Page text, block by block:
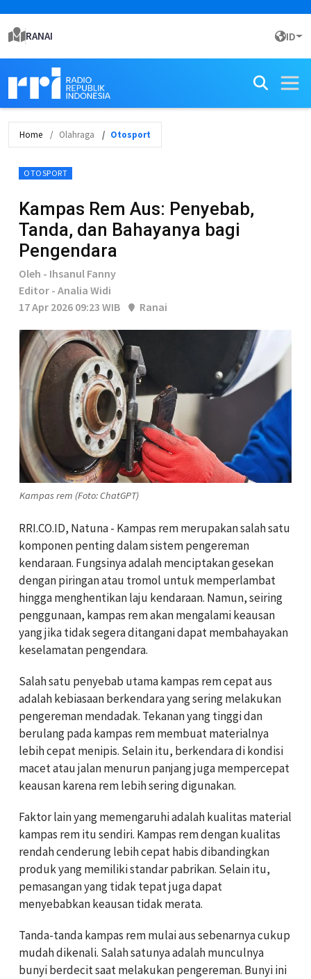
RANAI ID
Home Olahraga Otosport
OTOSPORT
Kampas Rem Aus: Penyebab,
Tanda, dan Bahayanya bagi
Pengendara
Oleh - Ihsanul Fanny
Editor - Analia Widi
17 Apr 2026 09:23 WIB
Ranai
Kampas rem (Foto: ChatGPT)
RRI.CO.ID, Natuna - Kampas rem merupakan salah satu
komponen penting dalam sistem pengereman
kendaraan. Fungsinya adalah menciptakan gesekan
dengan piringan atau tromol untuk memperlambat
hingga menghentikan laju kendaraan. Namun, seiring
penggunaan, kampas rem akan mengalami keausan
yang jika tidak segera ditangani dapat membahayakan
keselamatan pengendara.
Salah satu penyebab utama kampas rem cepat aus
adalah kebiasaan berkendara yang sering melakukan
pengereman mendadak. Tekanan yang tinggi dan
berulang pada kampas rem membuat materialnya
lebih cepat menipis. Selain itu, berkendara di kondisi
macet atau jalan menurun panjang juga mempercepat
keausan karena rem lebih sering digunakan.
Faktor lain yang memengaruhi adalah kualitas material
kampas rem itu sendiri. Kampas rem dengan kualitas
rendah cenderung lebih cepat habis dibandingkan
produk yang memiliki standar pabrikan. Selain itu,
pemasangan yang tidak tepat juga dapat
menyebabkan keausan tidak merata.
Tanda-tanda kampas rem mulai aus sebenarnya cukup
mudah dikenali. Salah satunya adalah munculnya
bunyi berdecit saat melakukan pengereman. Bunyi ini